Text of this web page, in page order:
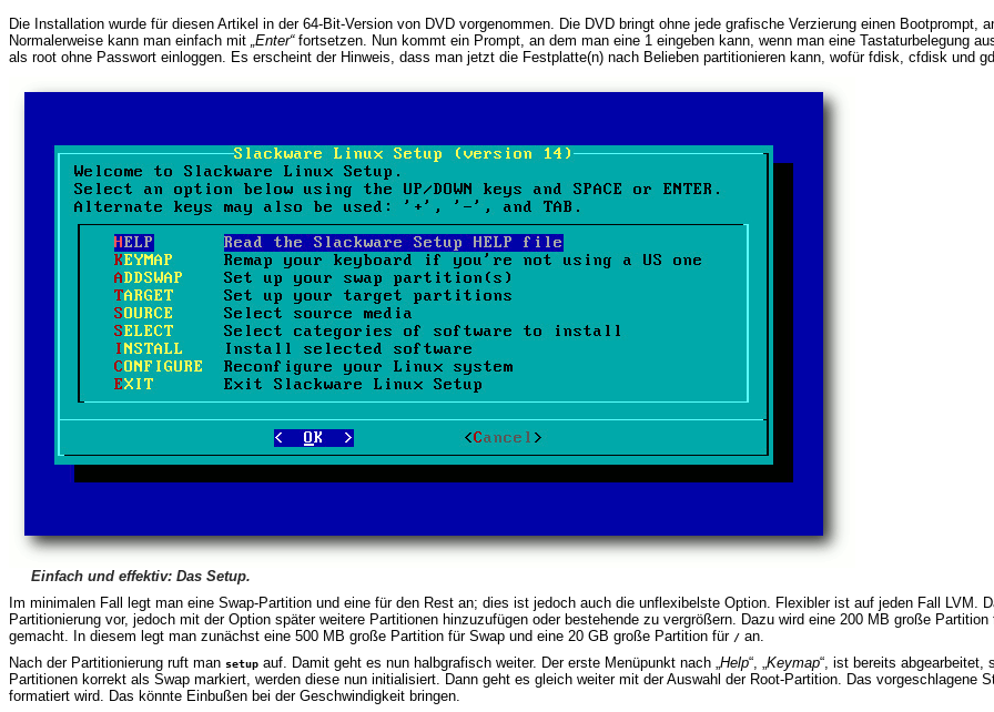
Die Installation wurde für diesen Artikel in der 64-Bit-Version von DVD vorgenommen. Die DVD bringt ohne jede grafische Verzierung einen Bootprompt,
Normalerweise kann man einfach mit „Enter“fortsetzen. Nun kommt ein Prompt, an dem man eine 1 eingeben kann, wenn man eine Tastaturbelegung
als root ohne Passwort einloggen. Es erscheint der Hinweis, dass man jetzt die Festplatte(n) nach Belieben partitionieren kann, wofür fdisk, cfdisk und
Einfach und effektiv: Das Setup.
Im minimalen Fall legt man eine Swap-Partition und eine für den Rest an; dies ist jedoch auch die unflexibelste Option. Flexibler ist auf jeden Fall LVM.
Partitionierung vor, jedoch mit der Option später weitere Partitionen hinzuzufügen oder bestehende zu vergrößern. Dazu wird eine 200 MB große Partition
gemacht. In diesem legt man zunächst eine 500 MB große Partition für Swap und eine 20 GB große Partition für / an.
Nach der Partitionierung ruft man setup auf. Damit geht es nun halbgrafisch weiter. Der erste Menüpunkt nach „Help“, „Keymap“, ist bereits abgearbeitet,
Partitionen korrekt als Swap markiert, werden diese nun initialisiert. Dann geht es gleich weiter mit der Auswahl der Root-Partition. Das
formatiert wird. Das könnte Einbußen bei der Geschwindigkeit bringen.